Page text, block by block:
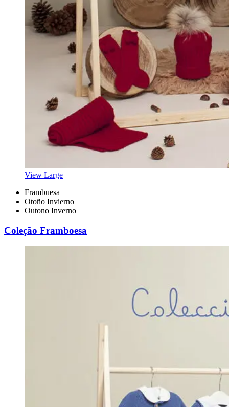
View Large
Frambuesa
Otoño Invierno
Outono Inverno
Coleção Framboesa